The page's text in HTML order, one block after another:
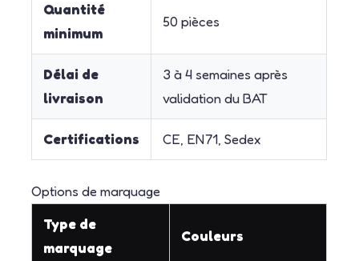
Quantité
minimum
50 pièces
Délai de
livraison
3 à 4 semaines après
validation du BAT
Certifications CE, EN71, Sedex
Options de marquage
Type de
marquage
Couleurs